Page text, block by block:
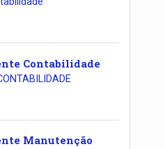
Contabilidade
Manutenção